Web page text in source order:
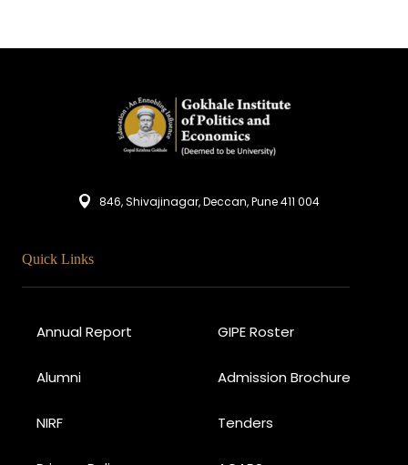
846, Shivajinagar, Deccan, Pune 411 004
Quick Links
Annual Report GIPE Roster
Alumni Admission Brochure
NIRF Tenders